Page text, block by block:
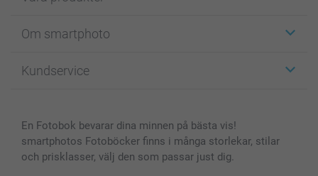
Fotokort
Fotoböcker
Skal till Mobil & Surfplatta
MyNameBook
Om smartphoto
För affiliates
Sitemap
Villkor och garantier
Kundservice
smartbonus
Priser & betalning
En Fotobok bevarar dina minnen på bästa vis!
smartphotos Fotoböcker finns i många storlekar, stilar
och prisklasser, välj den som passar just dig.